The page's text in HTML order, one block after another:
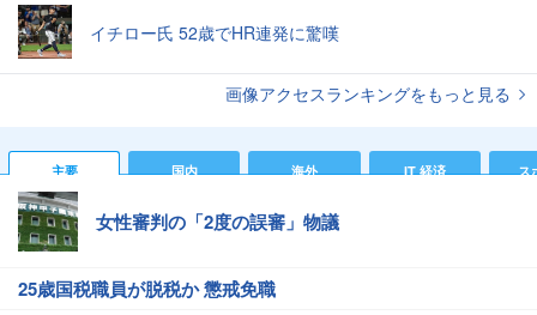
イチロー氏 52歳でHR連発に驚嘆
画像アクセスランキングをもっと見る
主要 国内 海外 IT 経済 ス
女性審判の「2度の誤審」物議
25歳国税職員が脱税か 懲戒免職